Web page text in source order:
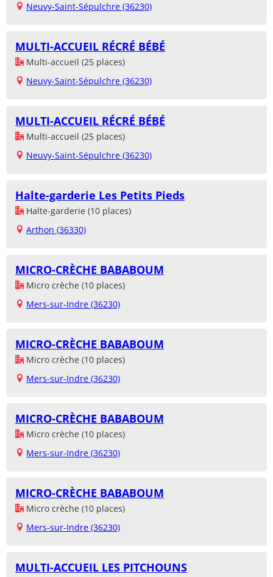
Neuvy-Saint-Sépulchre (36230)
MULTI-ACCUEIL RÉCRÉ BÉBÉ
Multi-accueil (25 places)
Neuvy-Saint-Sépulchre (36230)
MULTI-ACCUEIL RÉCRÉ BÉBÉ
Multi-accueil (25 places)
Neuvy-Saint-Sépulchre (36230)
Halte-garderie Les Petits Pieds
Halte-garderie (10 places)
Arthon (36330)
MICRO-CRÈCHE BABABOUM
Micro crèche (10 places)
Mers-sur-Indre (36230)
MICRO-CRÈCHE BABABOUM
Micro crèche (10 places)
Mers-sur-Indre (36230)
MICRO-CRÈCHE BABABOUM
Micro crèche (10 places)
Mers-sur-Indre (36230)
MICRO-CRÈCHE BABABOUM
Micro crèche (10 places)
Mers-sur-Indre (36230)
MULTI-ACCUEIL LES PITCHOUNS